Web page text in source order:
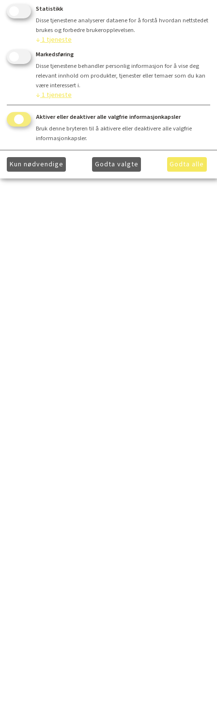
Statistikk
Disse tjenestene analyserer dataene for å forstå hvordan nettstedet
brukes og forbedre brukeropplevelsen.
↓ 1tjeneste
Markedsføring
Disse tjenestene behandler personlig informasjon for å vise deg
relevant innhold om produkter, tjenester eller temaer som du kan
være interessert i.
↓ 1tjeneste
Aktiver eller deaktiver alle valgfrie informasjonkapsler
Bruk denne bryteren til å aktivere eller deaktivere alle valgfrie
informasjonkapsler.
Kun nødvendige Godta valgte Godta alle